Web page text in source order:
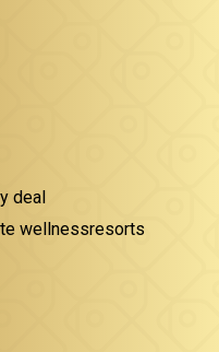
deal
wellnessresorts